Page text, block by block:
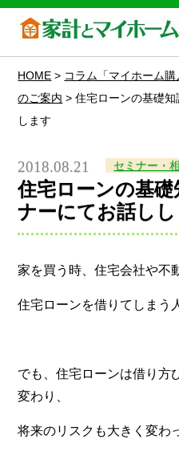
HOME > コラム「マイホーム購
のご案内 >住宅ローンの基礎
します
2018.08.21 セミナー・
住宅ローンの基
ナーにてお話し
家を買う時、住宅会社や不
住宅ローンを借りてしまう
でも、住宅ローンは借り方
変わり、
将来のリスクも大きく変わ